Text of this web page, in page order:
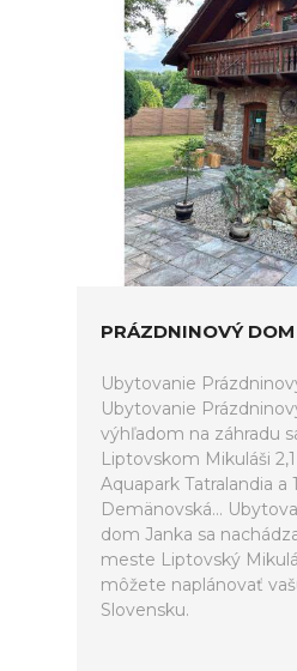
PRÁZDNINOVÝ
Ubytovanie
Ubytovanie
výhľadom na záhradu
Liptovskom Mikuláši
Aquapark Tatralandia a
Demänovská...
dom Janka sa
meste Liptovský
môžete naplánovať
Slovensku.